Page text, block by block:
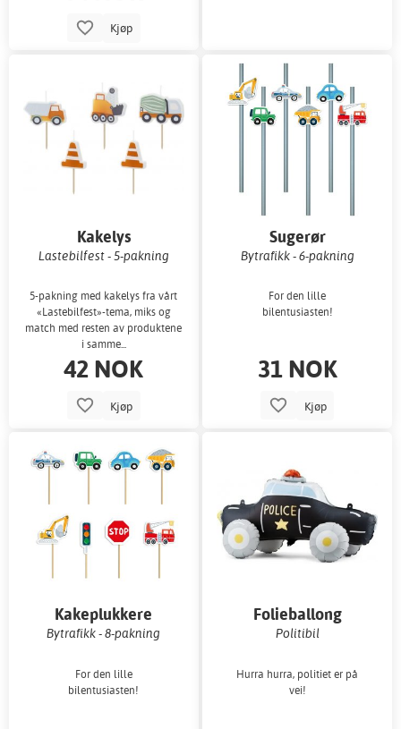
Kjøp
Kakelys
Lastebilfest - 5-pakning
5-pakning med kakelys fra vårt
«Lastebilfest»-tema, miks og
match med resten av produktene
i samme...
42 NOK
Kjøp
Sugerør
Bytrafikk - 6-pakning
For den lille
bilentusiasten!
31 NOK
Kjøp
Kakeplukkere
Bytrafikk - 8-pakning
For den lille
bilentusiasten!
Folieballong
Politibil
Hurra hurra, politiet er på
vei!